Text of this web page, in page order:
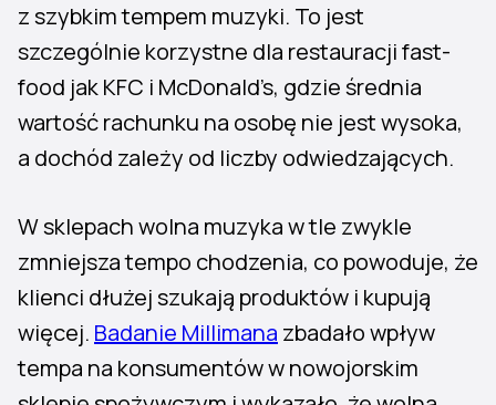
z szybkim tempem muzyki. To jest
szczególnie korzystne dla restauracji fast-
food jak KFC i McDonald’s, gdzie średnia
wartość rachunku na osobę nie jest wysoka,
a dochód zależy od liczby odwiedzających.
W sklepach wolna muzyka w tle zwykle
zmniejsza tempo chodzenia, co powoduje, że
klienci dłużej szukają produktów i kupują
więcej. Badanie Millimana zbadało wpływ
tempa na konsumentów w nowojorskim